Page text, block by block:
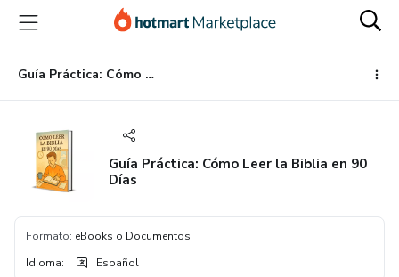
principal
página
de
página
Guía Práctica: Cómo Leer la Biblia en 90 Días
Guía Práctica: Cómo Leer la Biblia en 90
Días
Formato: eBooks o Documentos
Idioma: Español